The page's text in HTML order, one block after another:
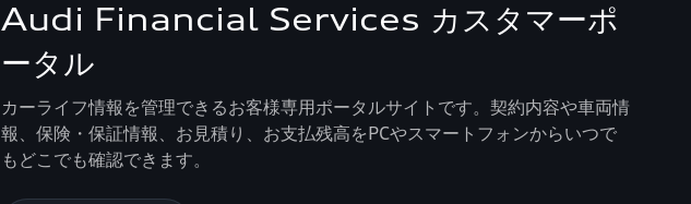
Audi Financial Services カスタマーポ
ータル
カーライフ情報を管理できるお客様専用ポータルサイトです。契約内容や車両情
報、保険・保証情報、お見積り、お支払残高をPCやスマートフォンからいつで
もどこでも確認できます。